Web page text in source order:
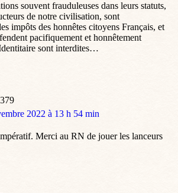
souvent frauduleuses dans leurs statuts,
de notre civilisation, sont
impôts des honnêtes citoyens Français, et
pacifiquement et honnêtement
sont interdites…
2022 à 13 h 54 min
Merci au RN de jouer les lanceurs